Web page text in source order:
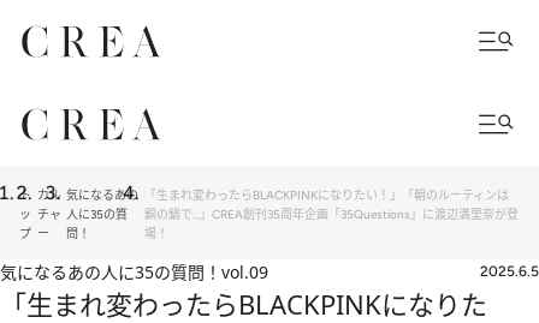
ト
ッ
プ
カル
チャ
ー
気になるあの
人に35の質
問！
「生まれ変わったらBLACKPINKになりたい！」「朝のルーティンは
銅の鍋で…」CREA創刊35周年企画「35Questions」に渡辺満里奈が登
場！
気になるあの人に35の質問！ vol.09 2025.6.5
「生まれ変わったらBLACKPINKになりた